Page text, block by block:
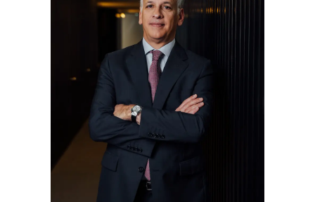
A Equipa
Contactos
Direito Comercial
Fusões e Aquisições
Direito Fiscal
Bancário e Financeiro